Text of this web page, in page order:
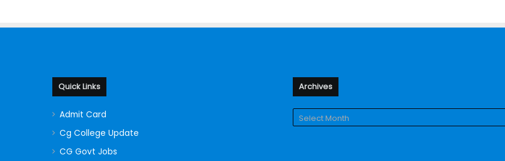
Quick Links
Admit Card
Cg College Update
CG Govt Jobs
Archives